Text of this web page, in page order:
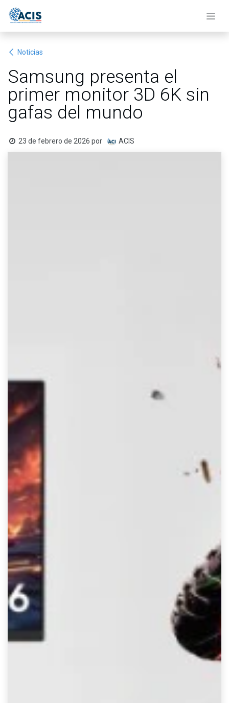
Noticias
Samsung presenta el
primer monitor 3D 6K sin
gafas del mundo
23 de febrero de 2026 por ACIS